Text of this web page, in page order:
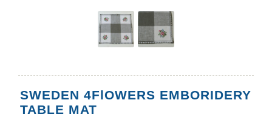
SWEDEN 4FlOWERS EMBORIDERY
TABLE MAT